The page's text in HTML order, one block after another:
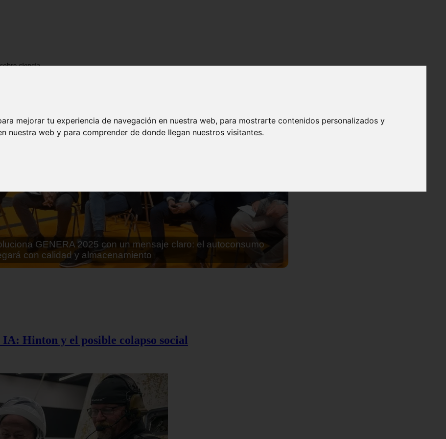
mejorar tu experiencia de navegación en nuestra web, para mostrarte contenidos personalizados y
nuestra web y para comprender de donde llegan nuestros visitantes.
ciencia
lo que parecía imposible: Utilizarán moléculas de agua para
alimentos
Hinton y el posible colapso social